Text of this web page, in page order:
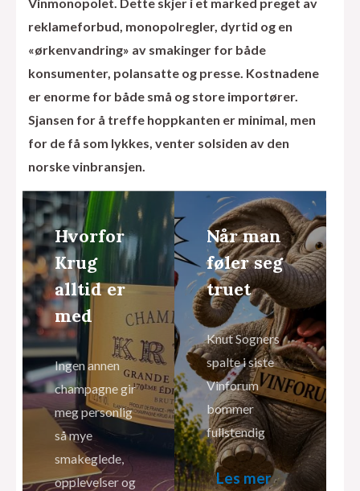
reklameforbud, monopolregler, dyrtid og en
«ørkenvandring» av smakinger for både
konsumenter, polansatte og presse. Kostnadene
er enorme for både små og store importører.
Sjansen for å treffe hoppkanten er minimal, men
for de få som lykkes, venter solsiden av den
norske vinbransjen.
Hvorfor
Krug
alltid er
med
Ingen annen
champagne gir
meg personlig
så mye
smakeglede,
opplevelser og
Når man
føler seg
truet
Knut Sogners
spalte i siste
Vinforum
bommer
fullstendig
Les mer